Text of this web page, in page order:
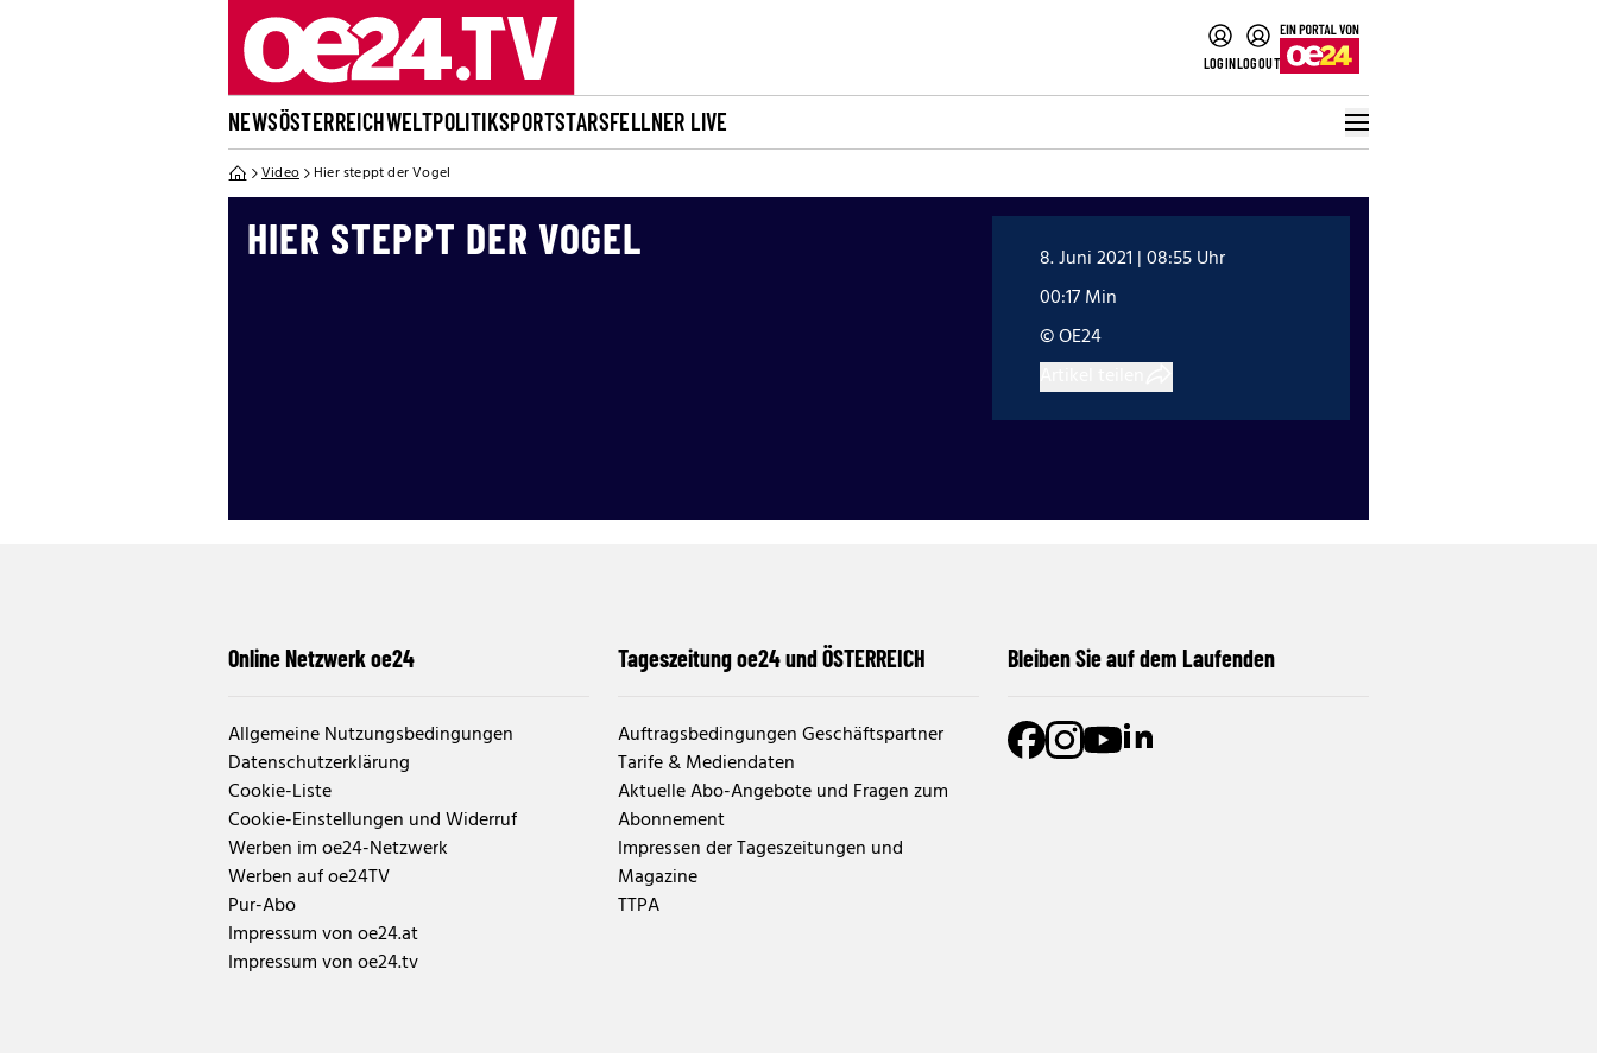
LOGINLOGOUT
NEWSÖSTERREICHWELTPOLITIKSPORTSTARSFELLNER LIVE
Video Hier steppt der Vogel
HIER STEPPT DER VOGEL
8. Juni 2021 | 08:55 Uhr
00:17 Min
© OE24
Online Netzwerk oe24
Allgemeine Nutzungsbedingungen
Datenschutzerklärung
Cookie-Liste
Cookie-Einstellungen und Widerruf
Werben im oe24-Netzwerk
Werben auf oe24TV
Pur-Abo
Impressum von oe24.at
Impressum von oe24.tv
Tageszeitung oe24 und ÖSTERREICH
Auftragsbedingungen Geschäftspartner
Tarife & Mediendaten
Aktuelle Abo-Angebote und Fragen zum
Abonnement
Impressen der Tageszeitungen und
Magazine
TTPA
Bleiben Sie auf dem Laufenden